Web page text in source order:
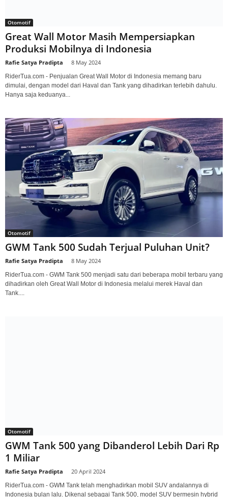
Otomotif
Great Wall Motor Masih Mempersiapkan
Produksi Mobilnya di Indonesia
Rafie Satya Pradipta 8 May 2024
RiderTua.com - Penjualan Great Wall Motor di Indonesia memang baru
dimulai, dengan model dari Haval dan Tank yang dihadirkan terlebih dahulu.
Hanya saja keduanya...
Otomotif
GWM Tank 500 Sudah Terjual Puluhan Unit?
Rafie Satya Pradipta 8 May 2024
RiderTua.com - GWM Tank 500 menjadi satu dari beberapa mobil terbaru yang
dihadirkan oleh Great Wall Motor di Indonesia melalui merek Haval dan
Tank....
Otomotif
GWM Tank 500 yang Dibanderol Lebih Dari Rp
1 Miliar
Rafie Satya Pradipta 20 April 2024
RiderTua.com - GWM Tank telah menghadirkan mobil SUV andalannya di
Indonesia bulan lalu. Dikenal sebagai Tank 500, model SUV bermesin hybrid